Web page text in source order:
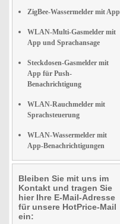
ZigBee-Wassermelder mit App
WLAN-Multi-Gasmelder mit
App und Sprachansage
Steckdosen-Gasmelder mit
App für Push-
Benachrichtigung
WLAN-Rauchmelder mit
Sprachsteuerung
WLAN-Wassermelder mit
App-Benachrichtigungen
Bleiben Sie mit uns im
Kontakt und tragen Sie
hier Ihre E-Mail-Adresse
für unsere HotPrice-Mail
ein: